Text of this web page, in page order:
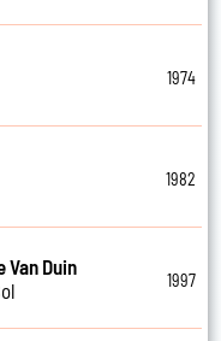
1974
1982
Van Duin
1997